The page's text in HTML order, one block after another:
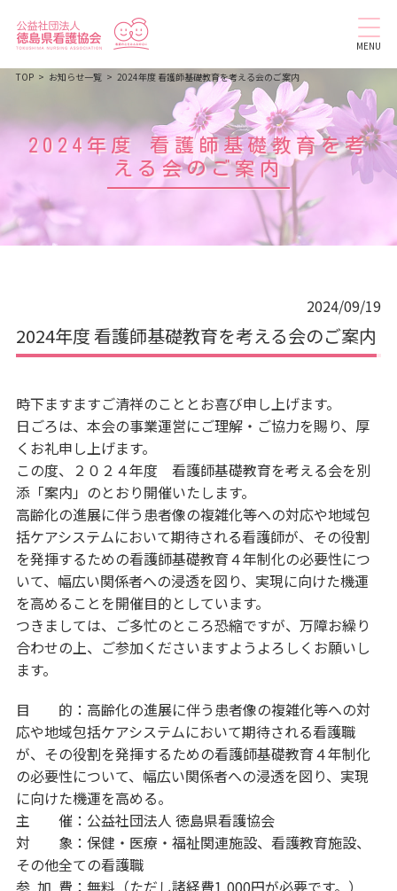
MENU
TOP お知らせ一覧 2024年度 看護師基礎教育を考える会のご案内
2024年度 看護師基礎教育を考
える会のご案内
2024/09/19
2024年度 看護師基礎教育を考える会のご案内
時下ますますご清祥のこととお喜び申し上げます。
日ごろは、本会の事業運営にご理解・ご協力を賜り、厚
くお礼申し上げます。
この度、２０２４年度 看護師基礎教育を考える会を別
添「案内」のとおり開催いたします。
高齢化の進展に伴う患者像の複雑化等への対応や地域包
括ケアシステムにおいて期待される看護師が、その役割
を発揮するための看護師基礎教育４年制化の必要性につ
いて、幅広い関係者への浸透を図り、実現に向けた機運
を高めることを開催目的としています。
つきましては、ご多忙のところ恐縮ですが、万障お繰り
合わせの上、ご参加くださいますようよろしくお願いし
ます。
目 的：高齢化の進展に伴う患者像の複雑化等への対
応や地域包括ケアシステムにおいて期待される看護職
が、その役割を発揮するための看護師基礎教育４年制化
の必要性について、幅広い関係者への浸透を図り、実現
に向けた機運を高める。
主 催：公益社団法人 徳島県看護協会
対 象：保健・医療・福祉関連施設、看護教育施設、
その他全ての看護職
参 加 費：無料（ただし諸経費1,000円が必要です。）